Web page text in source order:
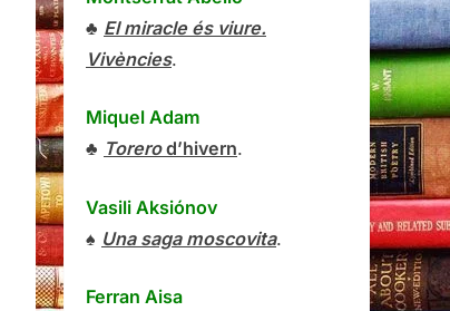
♣ El miracle és viure.
Vivències.
Miquel Adam
♣ Torerod’hivern.
Vasili Aksiónov
♠ Una saga moscovita.
Ferran Aisa